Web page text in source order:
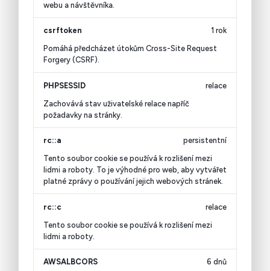
webu a návštěvníka.
csrftoken
Pomáhá předcházet útokům Cross-Site Request
Forgery (CSRF).
1 rok
PHPSESSID
Zachovává stav uživatelské relace napříč
požadavky na stránky.
relace
rc::a
Tento soubor cookie se používá k rozlišení mezi
lidmi a roboty. To je výhodné pro web, aby vytvářet
platné zprávy o používání jejich webových stránek.
persistentní
rc::c
Tento soubor cookie se používá k rozlišení mezi
lidmi a roboty.
relace
AWSALBCORS 6 dnů